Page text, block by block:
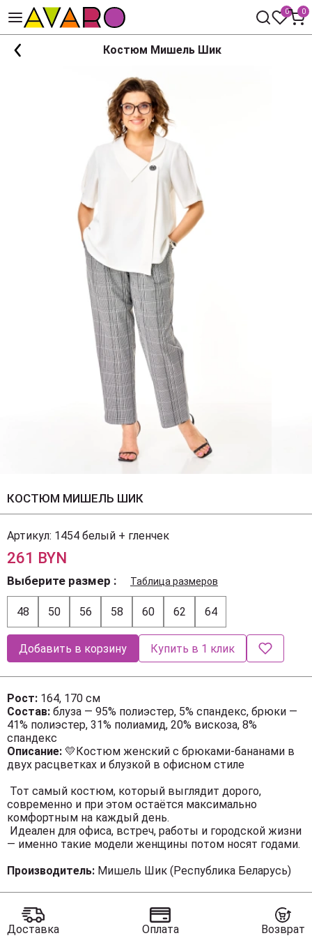
0 0
Костюм Мишель Шик
КОСТЮМ МИШЕЛЬ ШИК
Артикул: 1454 белый + гленчек
261 BYN
Выберите размер Таблица размеров
48 50 56 58 60 62 64
Добавить в корзину Купить в 1 клик
Рост: 164, 170 см
Состав: блуза — 95% полиэстер, 5% спандекс, брюки —
41% полиэстер, 31% полиамид, 20% вискоза, 8%
спандекс
Описание: 💛Костюм женский с брюками-бананами в
двух расцветках и блузкой в офисном стиле
Тот самый костюм, который выглядит дорого,
современно и при этом остаётся максимально
комфортным на каждый день.
Идеален для офиса, встреч, работы и городской жизни
— именно такие модели женщины потом носят годами.
Блузка молочного оттенка мягко струится по фигуре,
благодаря свободной посадке и складкам по спинке и
переду. Отлично сочетается не только с брюками из
комплекта, но и с жакетами, кардиганами и базовым
Производитель: Мишель Шик (Республика Беларусь)
Доставка Оплата Возврат